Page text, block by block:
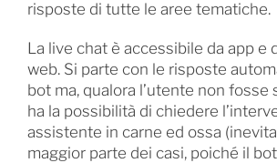
risposte di tutte le aree tematiche.
La live chat è accessibile da app e
web. Si parte con le risposte
bot ma, qualora l’utente non fosse
ha la possibilità di chiedere
assistente in carne ed ossa
maggior parte dei casi, poiché il